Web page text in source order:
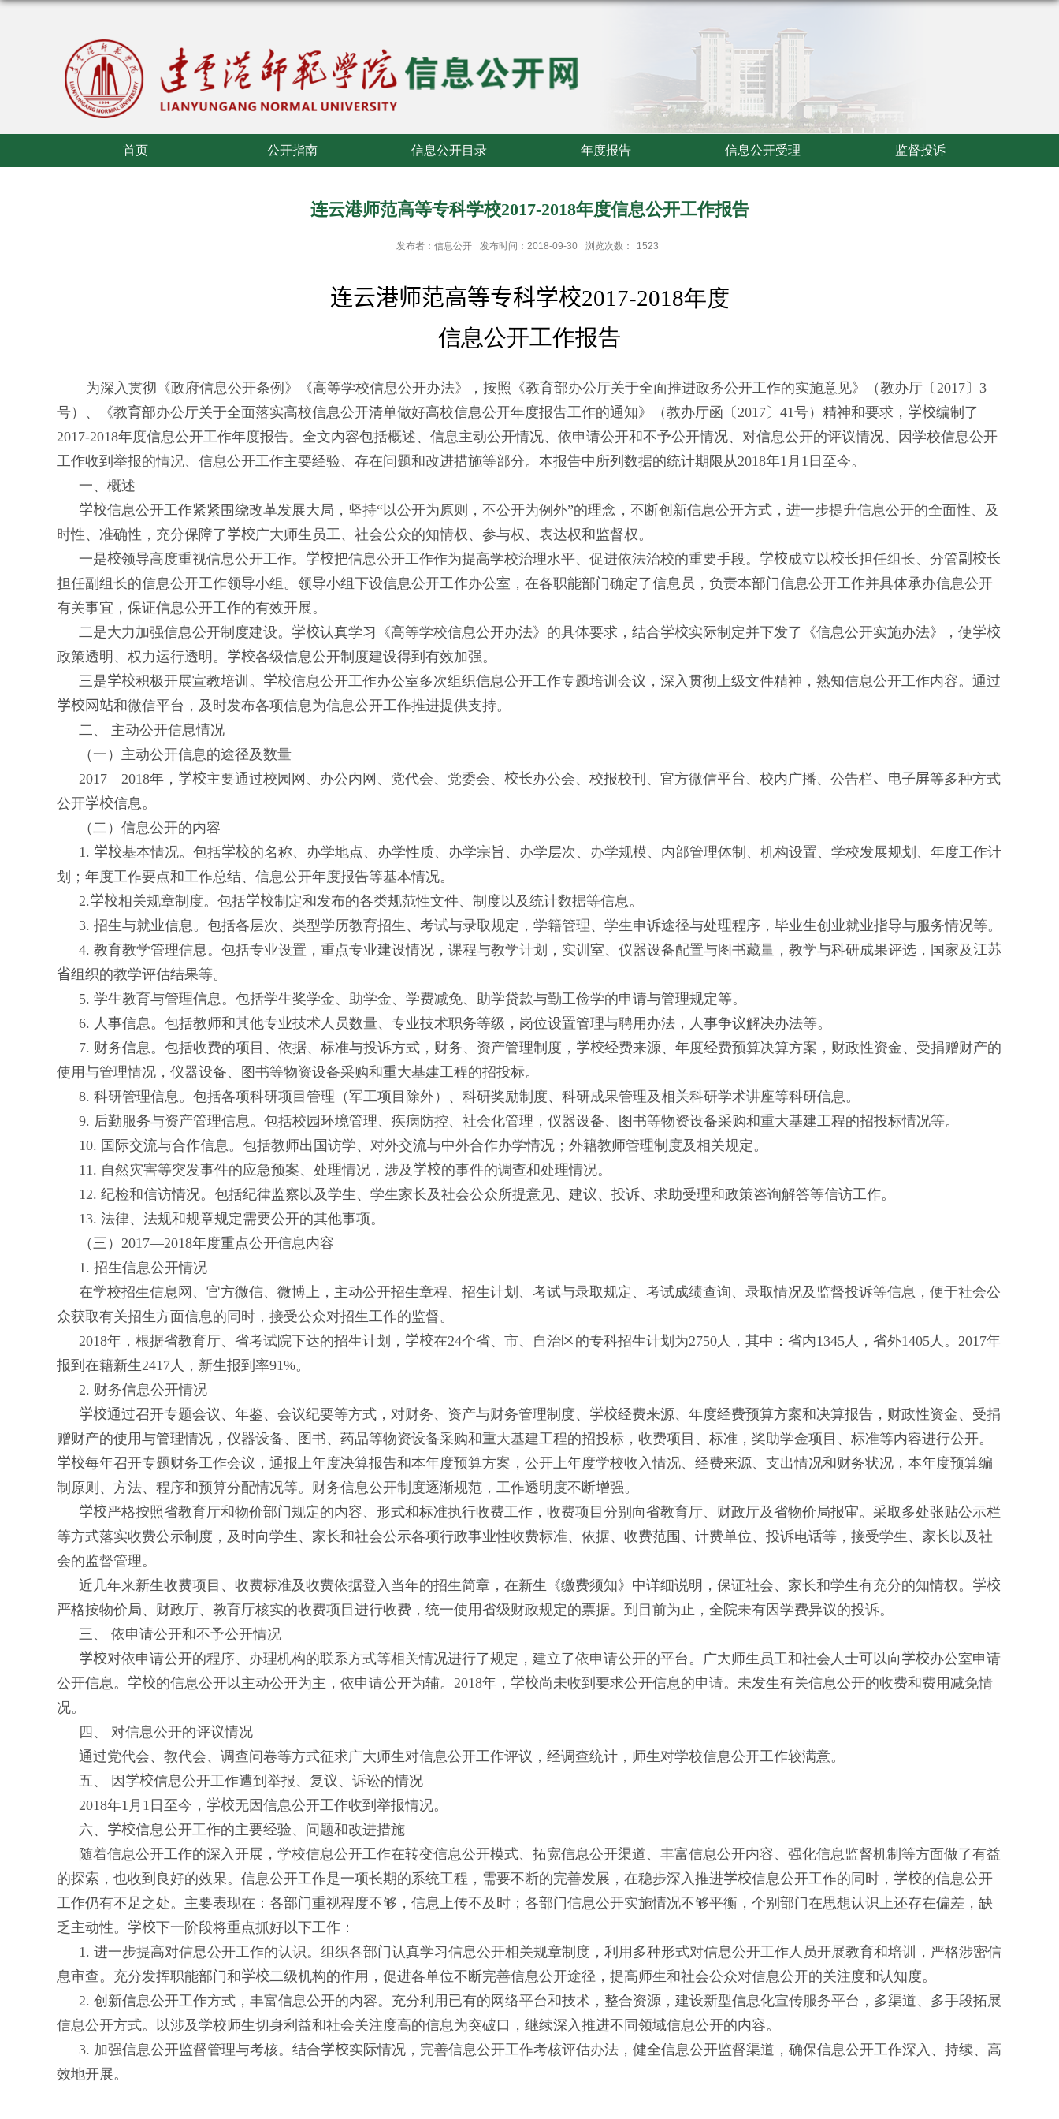
首页 公开指南 信息公开目录 年度报告 信息公开受理 监督投诉
连云港师范高等专科学校2017-2018年度信息公开工作报告
发布者：信息公开 发布时间：2018-09-30 浏览次数： 1523
连云港师范高等专科学校2017-201 8年度
信息公开工作报告
为深入贯彻《政府信息公开条例》《高等学校信息公开办法》，按照《教育部办公厅关于全面推进政务公开工作的实施意见》（教办厅〔2017 〕 3
号）、《教育部办公厅关于全面落实高校信息公开清单做好高校信息公开年度报告工作的通知》（教办厅函〔 2017 〕 41号）精神和要求， 学校编制了
2017-2018年度信息公开工作年度报告。全文内容包括概述、信息主动公开情况、依申请公开和不予公开情况、对信息公开的评议情况、因学校信息公开
工作收到举报的情况、信息公开工作主要经验、存在问题和改进措施等部分。本报告中所列数据的统计期限从2018年1 月 1 日至今。
一、概述
学校信息公开工作紧紧围绕改革发展大局，坚持“以公开为原则，不公开为例外”的理念，不断创新信息公开方式，进一步提升信息公开的全面性、及
时性、准确性，充分保障了学校广大师生员工、社会公众的知情权、参与权、表达权和监督权。
一是校领导高度重视信息公开工作。 学校把信息公开工作作为提高学校治理水平、促进依法治校的重要手段。 学校成立以校长担任组长、分管副校长
担任副组长的信息公开工作领导小组。领导小组下设信息公开工作办公室，在各职能部门确定了信息员，负责本部门信息公开工作并具体承办信息公开
有关事宜，保证信息公开工作的有效开展。
二是大力加强信息公开制度建设。 学校认真学习《高等学校信息公开办法》的具体要求，结合学校实际制定并下发了《信息公开实施办法》，使学校
政策透明、权力运行透明。 学校各级信息公开制度建设得到有效加强。
三是学校积极开展宣教培训。 学校信息公开工作办公室多次组织信息公开工作专题培训会议，深入贯彻上级文件精神，熟知信息公开工作内容。通过
学校网站和微信平台，及时发布各项信息为信息公开工作推进提供支持。
二、 主动公开信息情况
（一）主动公开信息的途径及数量
2017—2018年， 学校主要通过校园网、办公内网、党代会、党委会、 校长办公会、校报校刊、官方微信平台、校内广播、公告栏、电子屏等多种方式
公开学校信息。
（二）信息公开的内容
1. 学校基本情况。包括学校的名称、办学地点、办学性质、办学宗旨、办学层次、办学规模、内部管理体制、机构设置、学校发展规划、年度工作计
划；年度工作要点和工作总结、信息公开年度报告等基本情况。
2.学校相关规章制度。包括学校制定和发布的各类规范性文件、制度以及统计数据等信息。
3. 招生与就业信息。包括各层次、类型学历教育招生、考试与录取规定，学籍管理、学生申诉途径与处理程序，毕业生创业就业指导与服务情况等。
4. 教育教学管理信息。包括专业设置，重点专业建设情况，课程与教学计划，实训室、仪器设备配置与图书藏量，教学与科研成果评选，国家及 江苏
省组织的教学评估结果等。
5. 学生教育与管理信息。包括学生奖学金、助学金、学费减免、助学贷款与勤工俭学的申请与管理规定等。
6. 人事信息。包括教师和其他专业技术人员数量、专业技术职务等级，岗位设置管理与聘用办法，人事争议解决办法等。
7. 财务信息。包括收费的项目、依据、标准与投诉方式，财务、资产管理制度， 学校经费来源、年度经费预算决算方案，财政性资金、受捐赠财产的
使用与管理情况，仪器设备、图书等物资设备采购和重大基建工程的招投标。
8. 科研管理信息。包括各项科研项目管理（军工项目除外）、科研奖励制度、科研成果管理及相关科研学术讲座等科研信息。
9. 后勤服务与资产管理信息。包括校园环境管理、疾病防控、社会化管理，仪器设备、图书等物资设备采购和重大基建工程的招投标情况等。
10. 国际交流与合作信息。包括教师出国访学、对外交流与中外合作办学情况；外籍教师管理制度及相关规定。
11. 自然灾害等突发事件的应急预案、处理情况，涉及 学校的事件的调查和处理情况。
12. 纪检和信访情况。包括纪律监察以及学生、学生家长及社会公众所提意见、建议、投诉、求助受理和政策咨询解答等信访工作。
13. 法律、法规和规章规定需要公开的其他事项。
（三） 2017—2018年度重点公开信息内容
1. 招生信息公开情况
在学校招生信息网、官方微信、微博上，主动公开招生章程、招生计划、考试与录取规定、考试成绩查询、录取情况及监督投诉等信息，便于社会公
众获取有关招生方面信息的同时，接受公众对招生工作的监督。
2018年，根据省教育厅、省考试院下达的招生计划， 学校在24个省、市、自治区的专科招生计划为2750人，其中：省内1345人，省外1405人。 2017年
报到在籍新生2417人，新生报到率91%。
2. 财务信息公开情况
学校通过召开专题会议、年鉴、会议纪要等方式，对财务、资产与财务管理制度、 学校经费来源、年度经费预算方案和决算报告，财政性资金、受捐
赠财产的使用与管理情况，仪器设备、图书、药品等物资设备采购和重大基建工程的招投标，收费项目、标准，奖助学金项目、标准等内容进行公开。
学校每年召开专题财务工作会议，通报上年度决算报告和本年度预算方案，公开上年度学校收入情况、经费来源、支出情况和财务状况，本年度预算编
制原则、方法、程序和预算分配情况等。财务信息公开制度逐渐规范，工作透明度不断增强。
学校严格按照省教育厅和物价部门规定的内容、形式和标准执行收费工作，收费项目分别向省教育厅、财政厅及省物价局报审。采取多处张贴公示栏
等方式落实收费公示制度，及时向学生、家长和社会公示各项行政事业性收费标准、依据、收费范围、计费单位、投诉电话等，接受学生、家长以及社
会的监督管理。
近几年来新生收费项目、收费标准及收费依据登入当年的招生简章，在新生《缴费须知》中详细说明，保证社会、家长和学生有充分的知情权。 学校
严格按物价局、财政厅、教育厅核实的收费项目进行收费，统一使用省级财政规定的票据。到目前为止，全院未有因学费异议的投诉。
三、 依申请公开和不予公开情况
学校对依申请公开的程序、办理机构的联系方式等相关情况进行了规定，建立了依申请公开的平台。广大师生员工和社会人士可以向 学校办公室申请
公开信息。 学校的信息公开以主动公开为主，依申请公开为辅。 2018年， 学校尚未收到要求公开信息的申请。未发生有关信息公开的收费和费用减免情
况。
四、 对信息公开的评议情况
通过党代会、教代会、调查问卷等方式征求广大师生对信息公开工作评议，经调查统计，师生对学校信息公开工作较满意。
五、 因 学校信息公开工作遭到举报、复议、诉讼的情况
2018年1 月 1 日至今， 学校无因信息公开工作收到举报情况。
六、 学校信息公开工作的主要经验、问题和改进措施
随着信息公开工作的深入开展，学校信息公开工作在转变信息公开模式、拓宽信息公开渠道、丰富信息公开内容、强化信息监督机制等方面做了有益
的探索，也收到良好的效果。信息公开工作是一项长期的系统工程，需要不断的完善发展，在稳步深入推进学校信息公开工作的同时， 学校的信息公开
工作仍有不足之处。主要表现在：各部门重视程度不够，信息上传不及时；各部门信息公开实施情况不够平衡，个别部门在思想认识上还存在偏差，缺
乏主动性。 学校下一阶段将重点抓好以下工作：
1. 进一步提高对信息公开工作的认识。组织各部门认真学习信息公开相关规章制度，利用多种形式对信息公开工作人员开展教育和培训，严格涉密信
息审查。充分发挥职能部门和学校二级机构的作用，促进各单位不断完善信息公开途径，提高师生和社会公众对信息公开的关注度和认知度。
2. 创新信息公开工作方式，丰富信息公开的内容。充分利用已有的网络平台和技术，整合资源，建设新型信息化宣传服务平台，多渠道、多手段拓展
信息公开方式。以涉及学校师生切身利益和社会关注度高的信息为突破口，继续深入推进不同领域信息公开的内容。
3. 加强信息公开监督管理与考核。结合学校实际情况，完善信息公开工作考核评估办法，健全信息公开监督渠道，确保信息公开工作深入、持续、高
效地开展。